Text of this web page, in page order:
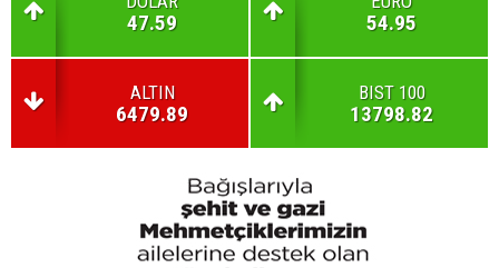
47.59 54.95
ALTIN
6479.89
BIST 100
13798.82